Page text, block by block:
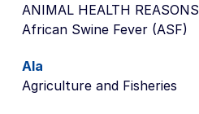
ANIMAL HEALTH REASONS
African Swine Fever (ASF)
Agriculture and Fisheries